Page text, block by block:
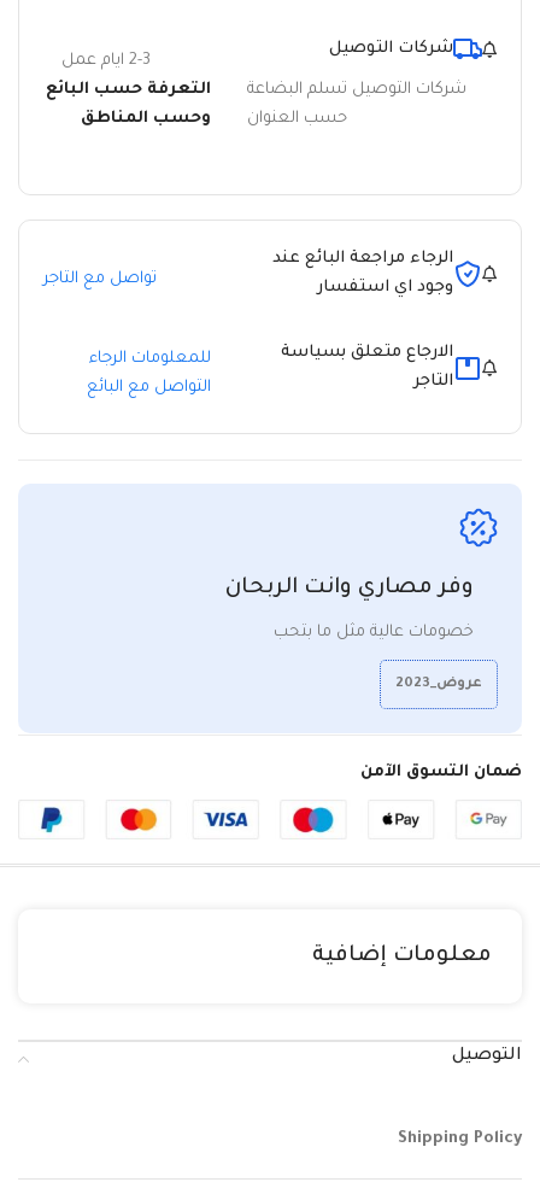
شركات التوصيل
شركات التوصيل تسلم البضاعة
حسب العنوان
2-3 ايام عمل
التعرفة حسب البائع
وحسب المناطق
الرجاء مراجعة البائع عند
وجود اي استفسار
تواصل مع التاجر
الارجاع متعلق بسياسة
التاجر
للمعلومات الرجاء
التواصل مع البائع
وفر مصاري وانت الربحان
خصومات عالية مثل ما بتحب
عروض_2023
ضمان التسوق الآمن
معلومات إضافية
التوصيل
Shipping Policy